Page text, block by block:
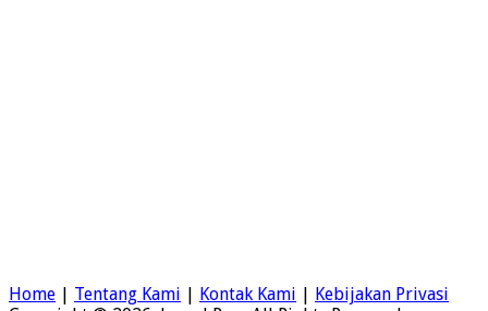
Home | Tentang Kami | Kontak Kami | Kebijakan Privasi